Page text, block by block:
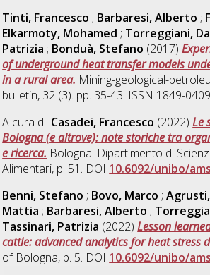
Tinti, Francesco ; Barbaresi, Alberto ;
Elkarmoty, Mohamed ; Torreggiani,
Patrizia ; Bonduà, Stefano (2017)
of underground heat transfer models
in a rural area. Mining-geological-
bulletin, 32 (3). pp. 35-43. ISSN 1849-0409
A cura di: Casadei, Francesco (2022)Le
Bologna (e altrove): note storiche tra
e ricerca. Bologna: Dipartimento di
Alimentari, p. 51. DOI 10.6092/unibo/
Benni, Stefano ; Bovo, Marco ;
Mattia ; Barbaresi, Alberto ;
Tassinari, Patrizia (2022)Lesson
cattle: advanced analytics for heat stress
of Bologna, p. 5. DOI 10.6092/unibo/